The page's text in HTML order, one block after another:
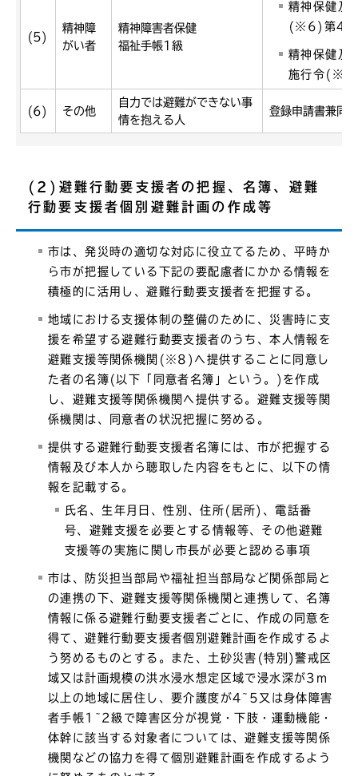
(5)
精神障
がい者
精神障害者保健
福祉手帳1級
精神保健及
(※6)第45
精神保健及
施行令
(6) その他
自力では避難ができない事
情を抱える人
登録申請書兼同
(2)避難行動要支援者の把握、名簿、避難
行動要支援者個別避難計画の作成等
市は、発災時の適切な対応に役立てるため、平時か
ら市が把握している下記の要配慮者にかかる情報を
積極的に活用し、避難行動要支援者を把握する。
地域における支援体制の整備のために、災害時に支
援を希望する避難行動要支援者のうち、本人情報を
避難支援等関係機関(※8)へ提供することに同意し
た者の名簿(以下「同意者名簿」という。)を作成
し、避難支援等関係機関へ提供する。避難支援等関
係機関は、同意者の状況把握に努める。
提供する避難行動要支援者名簿には、市が把握する
情報及び本人から聴取した内容をもとに、以下の情
報を記載する。
氏名、生年月日、性別、住所(居所)、電話番
号、避難支援を必要とする情報等、その他避難
支援等の実施に関し市長が必要と認める事項
市は、防災担当部局や福祉担当部局など関係部局と
の連携の下、避難支援等関係機関と連携して、名簿
情報に係る避難行動要支援者ごとに、作成の同意を
得て、避難行動要支援者個別避難計画を作成するよ
う努めるものとする。また、土砂災害(特別)警戒区
域又は計画規模の洪水浸水想定区域で浸水深が3m
以上の地域に居住し、要介護度が4~5又は身体障害
者手帳1~2級で障害区分が視覚・下肢・運動機能・
体幹に該当する対象者については、避難支援等関係
機関などの協力を得て個別避難計画を作成するよう